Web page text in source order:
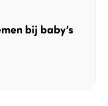
bij baby’s